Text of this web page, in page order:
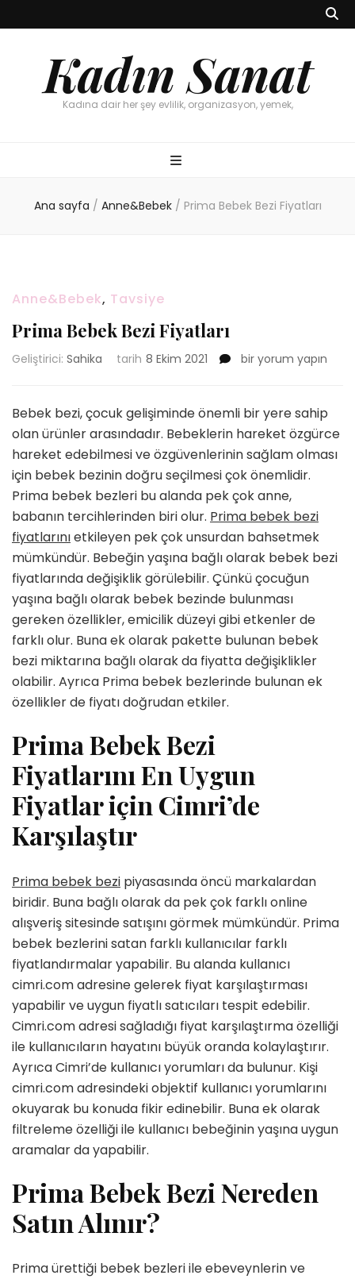
Kadın Sanat
Kadına dair her şey evlilik, organizasyon, yemek,
Ana sayfa / Anne&Bebek / Prima Bebek Bezi Fiyatları
Anne&Bebek, Tavsiye
Prima Bebek Bezi Fiyatları
Geliştirici: Sahika tarih 8 Ekim 2021
Prima
Fiyatları
için
bir yorum yapın
Bebek bezi, çocuk gelişiminde önemli bir yere sahip
olan ürünler arasındadır. Bebeklerin hareket özgürce
hareket edebilmesi ve özgüvenlerinin sağlam olması
için bebek bezinin doğru seçilmesi çok önemlidir.
Prima bebek bezleri bu alanda pek çok anne,
babanın tercihlerinden biri olur. Prima bebek bezi
fiyatlarınıetkileyen pek çok unsurdan bahsetmek
mümkündür. Bebeğin yaşına bağlı olarak bebek bezi
fiyatlarında değişiklik görülebilir. Çünkü çocuğun
yaşına bağlı olarak bebek bezinde bulunması
gereken özellikler, emicilik düzeyi gibi etkenler de
farklı olur. Buna ek olarak pakette bulunan bebek
bezi miktarına bağlı olarak da fiyatta değişiklikler
olabilir. Ayrıca Prima bebek bezlerinde bulunan ek
özellikler de fiyatı doğrudan etkiler.
Prima Bebek Bezi
Fiyatlarını En Uygun
Fiyatlar için Cimri’de
Karşılaştır
Prima bebek bezi piyasasında öncü markalardan
biridir. Buna bağlı olarak da pek çok farklı online
alışveriş sitesinde satışını görmek mümkündür. Prima
bebek bezlerini satan farklı kullanıcılar farklı
fiyatlandırmalar yapabilir. Bu alanda kullanıcı
cimri.com adresine gelerek fiyat karşılaştırması
yapabilir ve uygun fiyatlı satıcıları tespit edebilir.
Cimri.com adresi sağladığı fiyat karşılaştırma özelliği
ile kullanıcıların hayatını büyük oranda kolaylaştırır.
Ayrıca Cimri’de kullanıcı yorumları da bulunur. Kişi
cimri.com adresindeki objektif kullanıcı yorumlarını
okuyarak bu konuda fikir edinebilir. Buna ek olarak
filtreleme özelliği ile kullanıcı bebeğinin yaşına uygun
aramalar da yapabilir.
Prima Bebek Bezi Nereden
Satın Alınır?
Prima ürettiği bebek bezleri ile ebeveynlerin ve